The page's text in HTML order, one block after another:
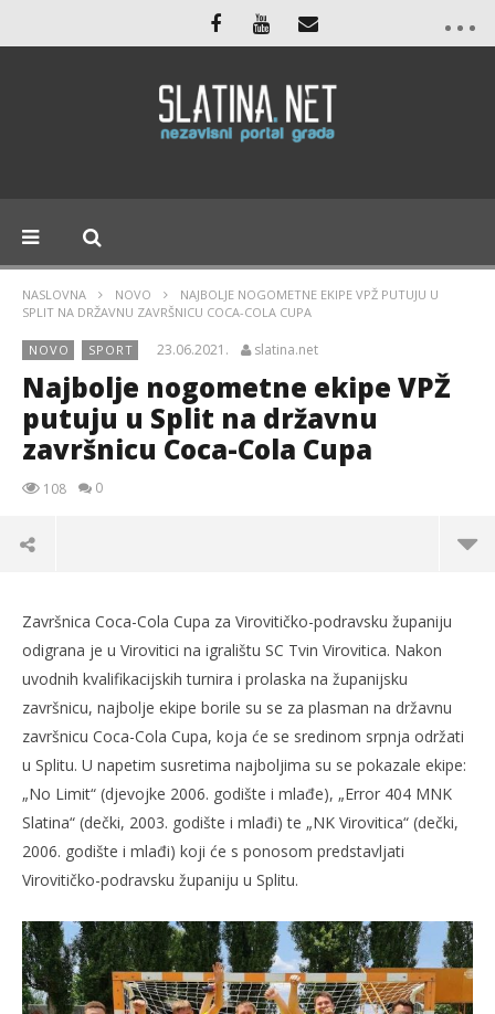
NASLOVNA NOVO
NAJBOLJE NOGOMETNE EKIPE VPŽ PUTUJU U
SPLIT NA DRŽAVNU ZAVRŠNICU COCA-COLA CUPA
NOVO SPORT 23.06.2021. slatina.net
Najbolje nogometne ekipe VPŽ
putuju u Split na državnu
završnicu Coca-Cola Cupa
108 0
TRENUTNO OTVORENO
Najbolje nogometne ekipe VPŽ putuju u Split na
državnu završnicu Coca-Cola Cupa
23.06.2021.
slatina.net
Završnica Coca-Cola Cupa za Virovitičko-podravsku županiju
odigrana je u Virovitici na igralištu SC Tvin Virovitica. Nakon
uvodnih kvalifikacijskih turnira i prolaska na županijsku
završnicu, najbolje ekipe borile su se za plasman na državnu
završnicu Coca-Cola Cupa, koja će se sredinom srpnja održati
u Splitu. U napetim susretima najboljima su se pokazale ekipe:
„No Limit“ (djevojke 2006. godište i mlađe), „Error 404 MNK
Slatina“ (dečki, 2003. godište i mlađi) te „NK Virovitica“ (dečki,
2006. godište i mlađi) koji će s ponosom predstavljati
Virovitičko-podravsku županiju u Splitu.